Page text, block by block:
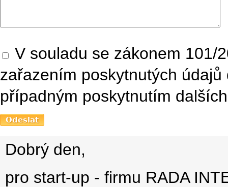
V souladu se zákonem 101/
zařazením poskytnutých
případným poskytnutím
Dobrý den,
pro start-up - firmu RADA